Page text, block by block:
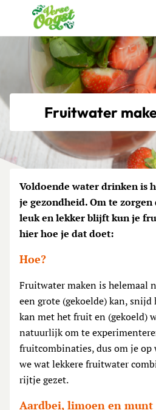
Verse Oogst
Fruitwater
Voldoende water drinken is
je gezondheid. Om te
leuk en lekker blijft kun je
hier hoe je dat doet:
Hoe?
Fruitwater maken is helemaal
een grote (gekoelde) kan,
kan met het fruit en (gekoeld)
natuurlijk om te
fruitcombinaties, dus om je op
we wat lekkere fruitwater
rijtje gezet.
Aardbei, limoen en munt